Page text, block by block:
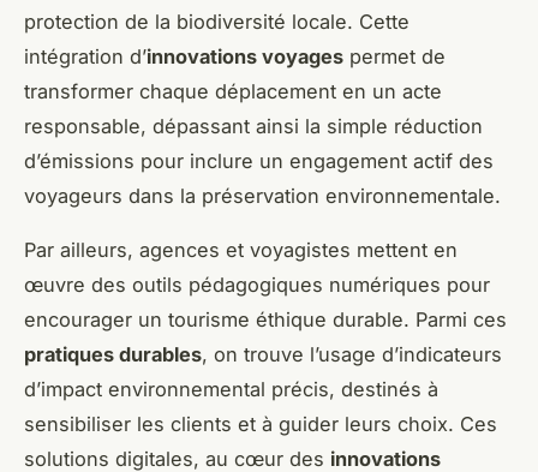
protection de la biodiversité locale. Cette
intégration d’innovations voyages permet de
transformer chaque déplacement en un acte
responsable, dépassant ainsi la simple réduction
d’émissions pour inclure un engagement actif des
voyageurs dans la préservation environnementale.
Par ailleurs, agences et voyagistes mettent en
œuvre des outils pédagogiques numériques pour
encourager un tourisme éthique durable. Parmi ces
pratiques durables, on trouve l’usage d’indicateurs
d’impact environnemental précis, destinés à
sensibiliser les clients et à guider leurs choix. Ces
solutions digitales, au cœur des innovations